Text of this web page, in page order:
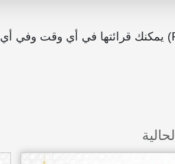
الحالية